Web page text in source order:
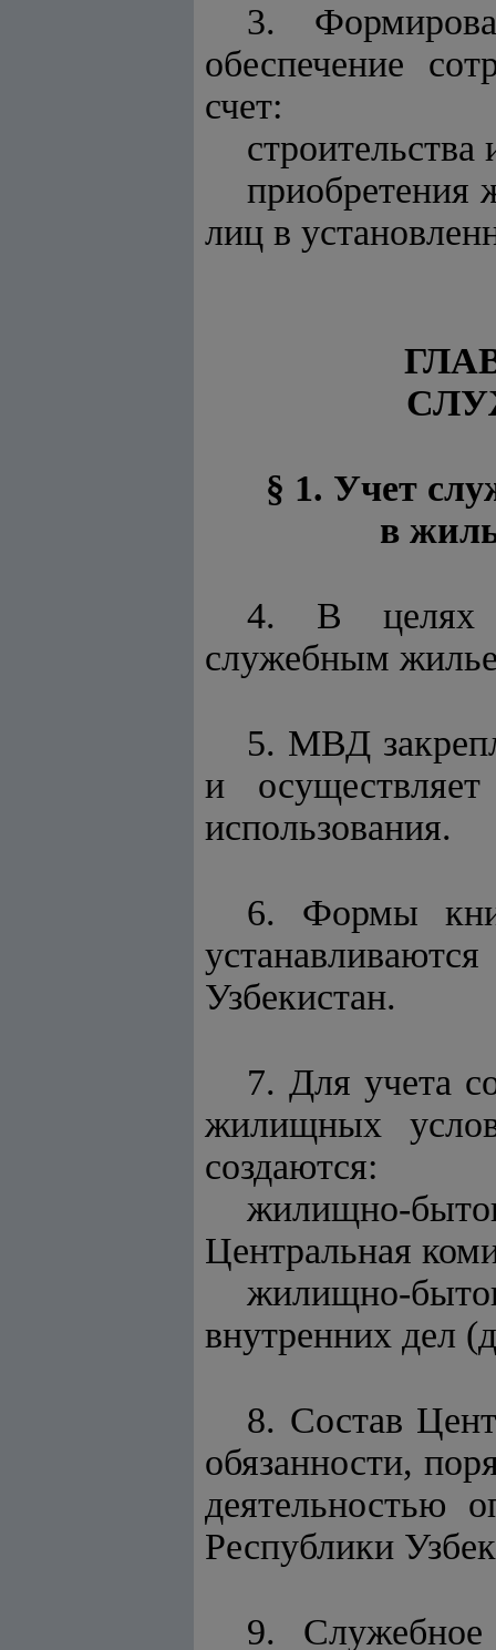
3.
обеспечение
счет:
приобретения
лиц в
§ 1. Учет
в
4. В целях
служебным
5. МВД
и
использования.
6. Формы
Узбекистан.
7. Для учета
жилищных
создаются:
жилищно-
Центральная
жилищно-
внутренних дел
8. Состав
обязанности,
деятельностью
Республики
9. Служебное